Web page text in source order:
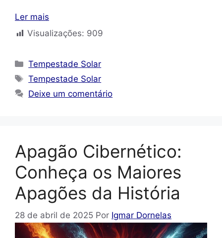
Ler mais
Visualizações: 909
Categorias
Tempestade Solar
Tags
Tempestade Solar
Deixe um comentário
Apagão Cibernético:
Conheça os Maiores
Apagões da História
28 de abril de 2025 Por Igmar Dornelas